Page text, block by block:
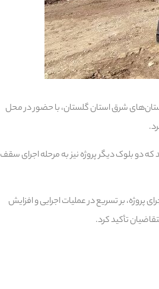
شرق استان گلستان، با حضور در محل
قرار گرفت و گزارش شد که دو بلوک دیگر پروژه نیز به مرحله اجرای سقف
پروژه، بر تسریع در عملیات اجرایی و افزایش
تأکید کرد.